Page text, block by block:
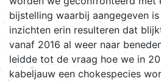
bijstelling waarbij aangegeven
inzichten erin resulteren dat
vanaf 2016 al weer naar
leidde tot de vraag hoe we in
kabeljauw een chokespecies